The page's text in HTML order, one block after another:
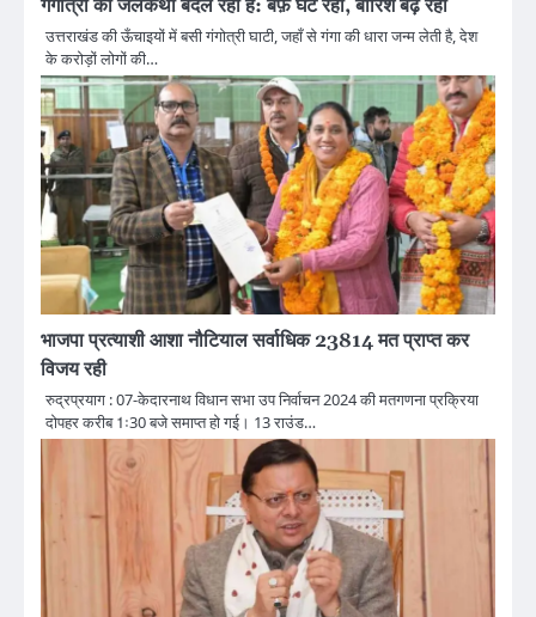
गंगोत्री की जलकथा बदल रही है: बर्फ़ घट रही, बारिश बढ़ रही
उत्तराखंड की ऊँचाइयों में बसी गंगोत्री घाटी, जहाँ से गंगा की धारा जन्म लेती है, देश
के करोड़ों लोगों की…
भाजपा प्रत्याशी आशा नौटियाल सर्वाधिक 23814 मत प्राप्त कर
विजय रही
रुद्रप्रयाग : 07-केदारनाथ विधान सभा उप निर्वाचन 2024 की मतगणना प्रक्रिया
दोपहर करीब 1ः30 बजे समाप्त हो गई। 13 राउंड…